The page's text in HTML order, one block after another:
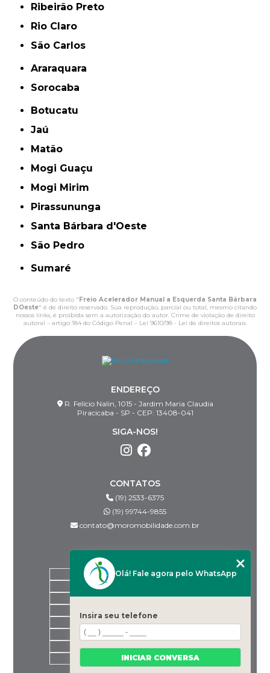
Ribeirão Preto
Rio Claro
São Carlos
Araraquara
Sorocaba
Botucatu
Jaú
Matão
Mogi Guaçu
Mogi Mirim
Pirassununga
Santa Bárbara d'Oeste
São Pedro
Sumaré
O conteúdo do texto "Freio Acelerador Manual a Esquerda Santa Bárbara
DOeste" é de direito reservado. Sua reprodução, parcial ou total, mesmo citando
nossos links, é proibida sem a autorização do autor. Crime de violação de direito
autoral – artigo 184 do Código Penal – Lei 9610/98 - Lei de direitos autorais.
ENDEREÇO
R. Felício Nalin, 1015 - Jardim Maria Claudia
Piracicaba - SP - CEP: 13408-041
SIGA-NOS!
CONTATOS
(19) 2533-6375
(19) 99744-9855
contato@moromobilidade.com.br
HOME
PRODUTOS
DESPACHANTES PARCEIROS
CONTATO
CATEGORIAS
MAPA DO SITE
Olá! Fale agora pelo WhatsApp
Insira seu telefone
INICIAR CONVERSA